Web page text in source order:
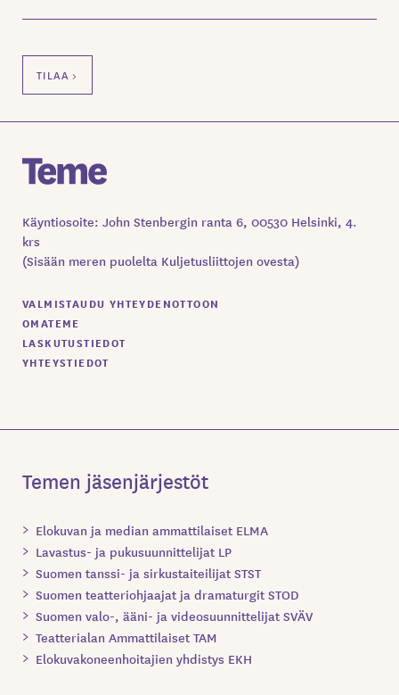
Käyntiosoite: John Stenbergin ranta 6, 00530 Helsinki, 4.
krs
(Sisään meren puolelta Kuljetusliittojen ovesta)
VALMISTAUDU YHTEYDENOTTOON
OMATEME
LASKUTUSTIEDOT
YHTEYSTIEDOT
Temen jäsenjärjestöt
Elokuvan ja median ammattilaiset ELMA
Lavastus- ja pukusuunnittelijat LP
Suomen tanssi- ja sirkustaiteilijat STST
Suomen teatteriohjaajat ja dramaturgit STOD
Suomen valo-, ääni- ja videosuunnittelijat SVÄV
Teatterialan Ammattilaiset TAM
Elokuvakoneenhoitajien yhdistys EKH